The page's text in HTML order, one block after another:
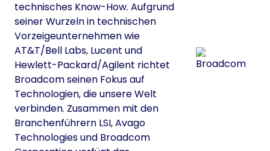
technisches Know-How. Aufgrund
seiner Wurzeln in technischen
Vorzeigeunternehmen wie
AT&T/Bell Labs, Lucent und
Hewlett-Packard/Agilent richtet
Broadcom seinen Fokus auf
Technologien, die unsere Welt
verbinden. Zusammen mit den
Branchenführern LSI, Avago
Technologies und Broadcom